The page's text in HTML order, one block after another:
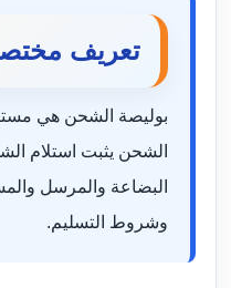
تعريف
بوليصة الشحن هي
الشحن يثبت استلام
البضاعة والمرسل
وشروط التسليم.